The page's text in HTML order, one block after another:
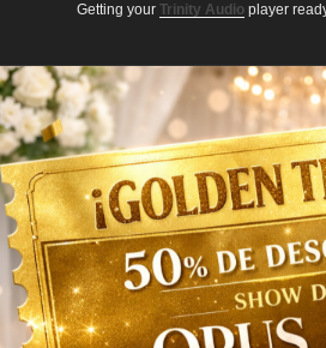
Getting your Trinity Audio player